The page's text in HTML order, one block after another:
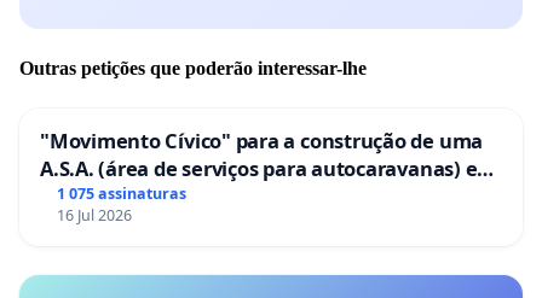
Outras petições que poderão interessar-lhe
"Movimento Cívico" para a construção de uma
A.S.A. (área de serviços para autocaravanas) em
Coimbra
1 075 assinaturas
16 Jul 2026